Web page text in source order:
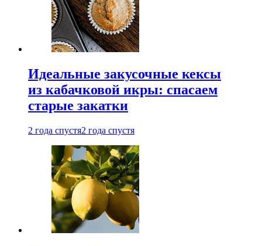
Идеальные закусочные кексы
из кабачковой икры: спасаем
старые закатки
2 года спустя2 года спустя